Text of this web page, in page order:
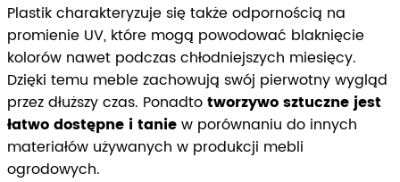
Plastik charakteryzuje się także odpornością na
promienie UV, które mogą powodować blaknięcie
kolorów nawet podczas chłodniejszych miesięcy.
Dzięki temu meble zachowują swój pierwotny wygląd
przez dłuższy czas. Ponadtotworzywo sztuczne jest
łatwo dostępne i taniew porównaniu do innych
materiałów używanych w produkcji mebli
ogrodowych.